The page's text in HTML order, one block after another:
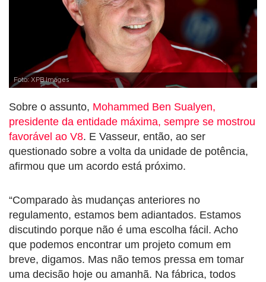
Foto: XPB Images
Sobre o assunto, Mohammed Ben Sualyen,
presidente da entidade máxima, sempre se mostrou
favorável ao V8. E Vasseur, então, ao ser
questionado sobre a volta da unidade de potência,
afirmou que um acordo está próximo.
“Comparado às mudanças anteriores no
regulamento, estamos bem adiantados. Estamos
discutindo porque não é uma escolha fácil. Acho
que podemos encontrar um projeto comum em
breve, digamos. Mas não temos pressa em tomar
uma decisão hoje ou amanhã. Na fábrica, todos